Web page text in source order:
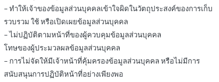
– ทำให้เจ้าของข้อมูลส่วนบุคคลเข้าใจผิดในวัตถุประสงค์ของการเก็บ
รวบรวม ใช้ หรือเปิดเผยข้อมูลส่วนบุคคล
– ไม่ปฏิบัติตามหน้าที่ของผู้ควบคุมข้อมูลส่วนบุคคล
โทษของผู้ประมวลผลข้อมูลส่วนบุคคล
– การไม่จัดให้มีเจ้าหน้าที่คุ้มครองข้อมูลส่วนบุคคล หรือไม่มีการ
สนับสนุนการปฏิบัติหน้าที่อย่างเพียงพอ